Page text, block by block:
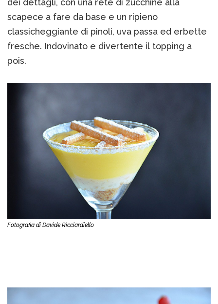
dei dettagli, con una rete di zucchine alla
scapece a fare da base e un ripieno
classicheggiante di pinoli, uva passa ed erbette
fresche. Indovinato e divertente il topping a
pois.
Fotografia di Davide Ricciardiello